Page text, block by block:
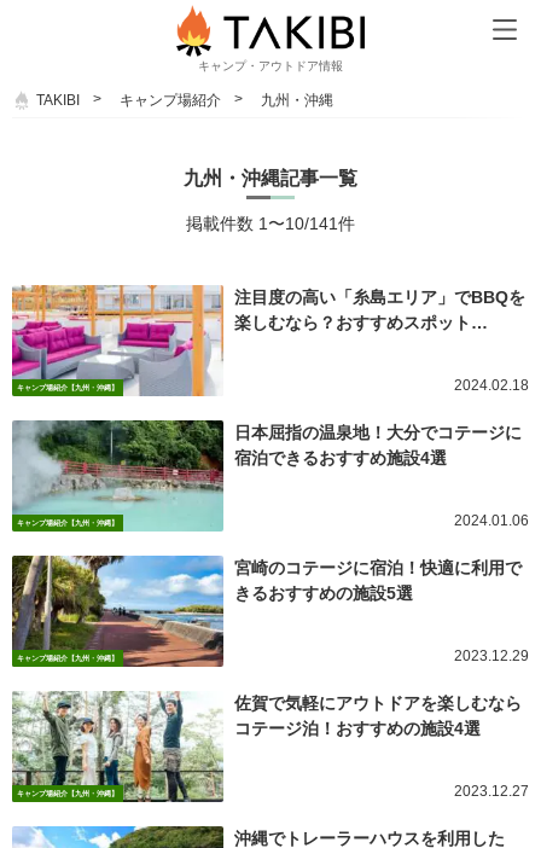
キャンプ・アウトドア情報
TAKIBI キャンプ場紹介 九州・沖縄
九州・沖縄記事一覧
掲載件数 1〜10/141件
キャンプ場紹介【九州・沖縄】
注目度の高い「糸島エリア」でBBQを
楽しむなら？おすすめスポット…
2024.02.18
キャンプ場紹介【九州・沖縄】
日本屈指の温泉地！大分でコテージに
宿泊できるおすすめ施設4選
2024.01.06
キャンプ場紹介【九州・沖縄】
宮崎のコテージに宿泊！快適に利用で
きるおすすめの施設5選
2023.12.29
キャンプ場紹介【九州・沖縄】
佐賀で気軽にアウトドアを楽しむなら
コテージ泊！おすすめの施設4選
2023.12.27
沖縄でトレーラーハウスを利用した